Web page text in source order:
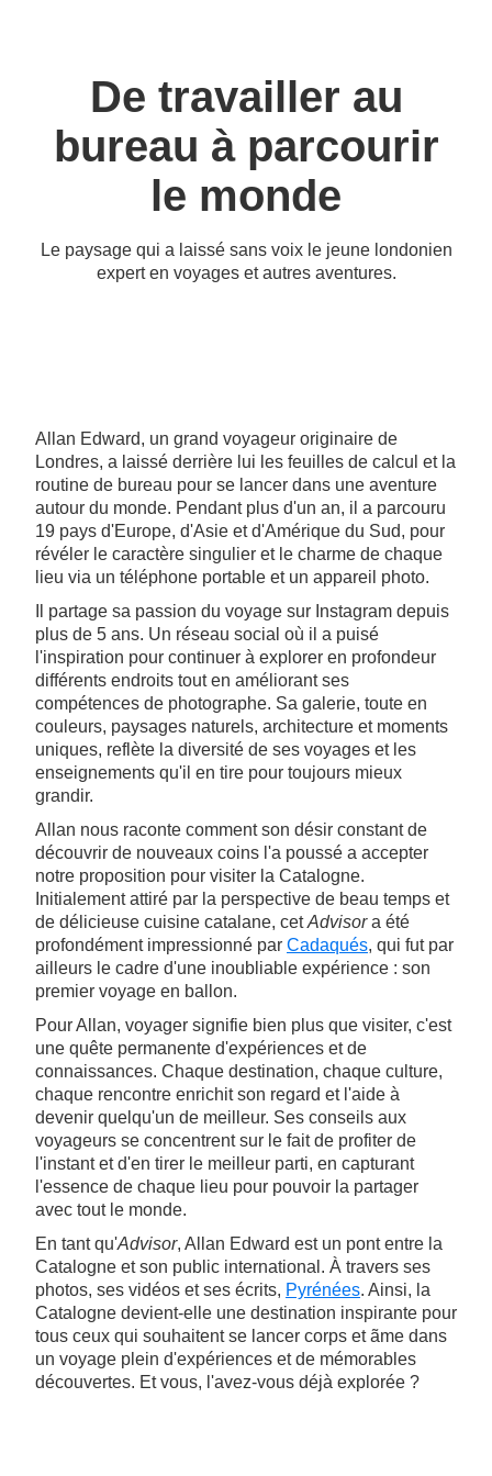
De travailler au
bureau à parcourir
le monde
Le paysage qui a laissé sans voix le jeune londonien
expert en voyages et autres aventures.
Allan Edward, un grand voyageur originaire de
Londres, a laissé derrière lui les feuilles de calcul et la
routine de bureau pour se lancer dans une aventure
autour du monde. Pendant plus d'un an, il a parcouru
19 pays d'Europe, d'Asie et d'Amérique du Sud, pour
révéler le caractère singulier et le charme de chaque
lieu via un téléphone portable et un appareil photo.
Il partage sa passion du voyage sur Instagram depuis
plus de 5 ans. Un réseau social où il a puisé
l'inspiration pour continuer à explorer en profondeur
différents endroits tout en améliorant ses
compétences de photographe. Sa galerie, toute en
couleurs, paysages naturels, architecture et moments
uniques, reflète la diversité de ses voyages et les
enseignements qu'il en tire pour toujours mieux
grandir.
Allan nous raconte comment son désir constant de
découvrir de nouveaux coins l'a poussé a accepter
notre proposition pour visiter la Catalogne.
Initialement attiré par la perspective de beau temps et
de délicieuse cuisine catalane, cetAdvisora été
profondément impressionné par Cadaqués, qui fut par
ailleurs le cadre d'une inoubliable expérience : son
premier voyage en ballon.
Pour Allan, voyager signifie bien plus que visiter, c'est
une quête permanente d'expériences et de
connaissances. Chaque destination, chaque culture,
chaque rencontre enrichit son regard et l'aide à
devenir quelqu'un de meilleur. Ses conseils aux
voyageurs se concentrent sur le fait de profiter de
l'instant et d'en tirer le meilleur parti, en capturant
l'essence de chaque lieu pour pouvoir la partager
avec tout le monde.
En tant qu'Advisor, Allan Edward est un pont entre la
Catalogne et son public international. À travers ses
photos, ses vidéos et ses écrits, Pyrénées. Ainsi, la
Catalogne devient-elle une destination inspirante pour
tous ceux qui souhaitent se lancer corps et ãme dans
un voyage plein d'expériences et de mémorables
découvertes. Et vous, l'avez-vous déjà explorée ?